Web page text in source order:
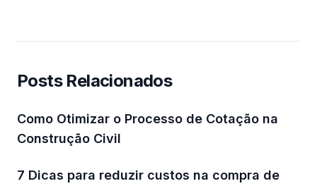
Posts Relacionados
Como Otimizar o Processo de Cotação na
Construção Civil
7 Dicas para reduzir custos na compra de